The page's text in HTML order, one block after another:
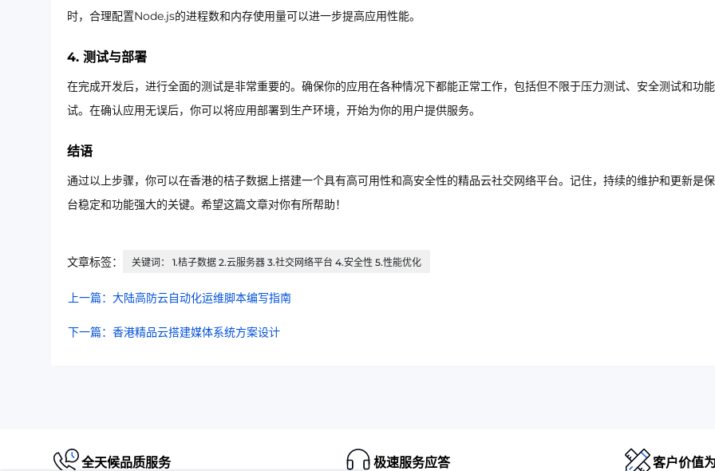
时，合理配置Node.js的进程数和内存使用量可以进一步提高应用性能。
4. 测试与部署
在完成开发后，进行全面的测试是非常重要的。确保你的应用在各种情况下都能正常工作，包括但不限于压力测试、安全测试和功
试。在确认应用无误后，你可以将应用部署到生产环境，开始为你的用户提供服务。
结语
通过以上步骤，你可以在香港的桔子数据上搭建一个具有高可用性和高安全性的精品云社交网络平台。记住，持续的维护和更新是
台稳定和功能强大的关键。希望这篇文章对你有所帮助！
文章标签： 关键词： 1.桔子数据 2.云服务器 3.社交网络平台 4.安全性 5.性能优化
上一篇：大陆高防云自动化运维脚本编写指南
下一篇：香港精品云搭建媒体系统方案设计
全天候品质服务 极速服务应答 客户价值